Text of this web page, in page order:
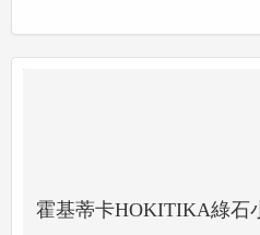
霍基蒂卡HOKITIKA綠石